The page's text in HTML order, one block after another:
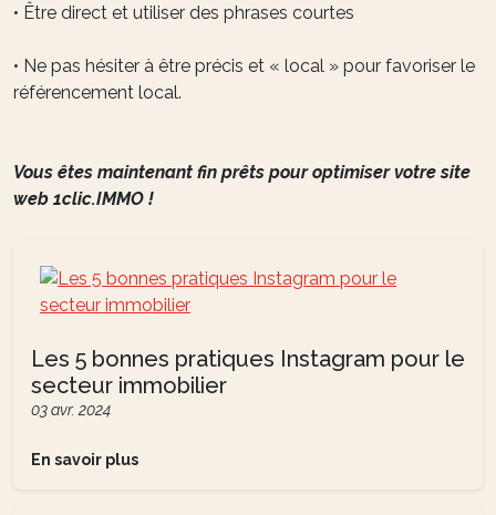
• Être direct et utiliser des phrases courtes
• Ne pas hésiter à être précis et « local » pour favoriser le
référencement local.
Vous êtes maintenant fin prêts pour optimiser votre site
web 1clic.IMMO !
Les 5 bonnes pratiques Instagram pour le
secteur immobilier
03 avr. 2024
En savoir plus